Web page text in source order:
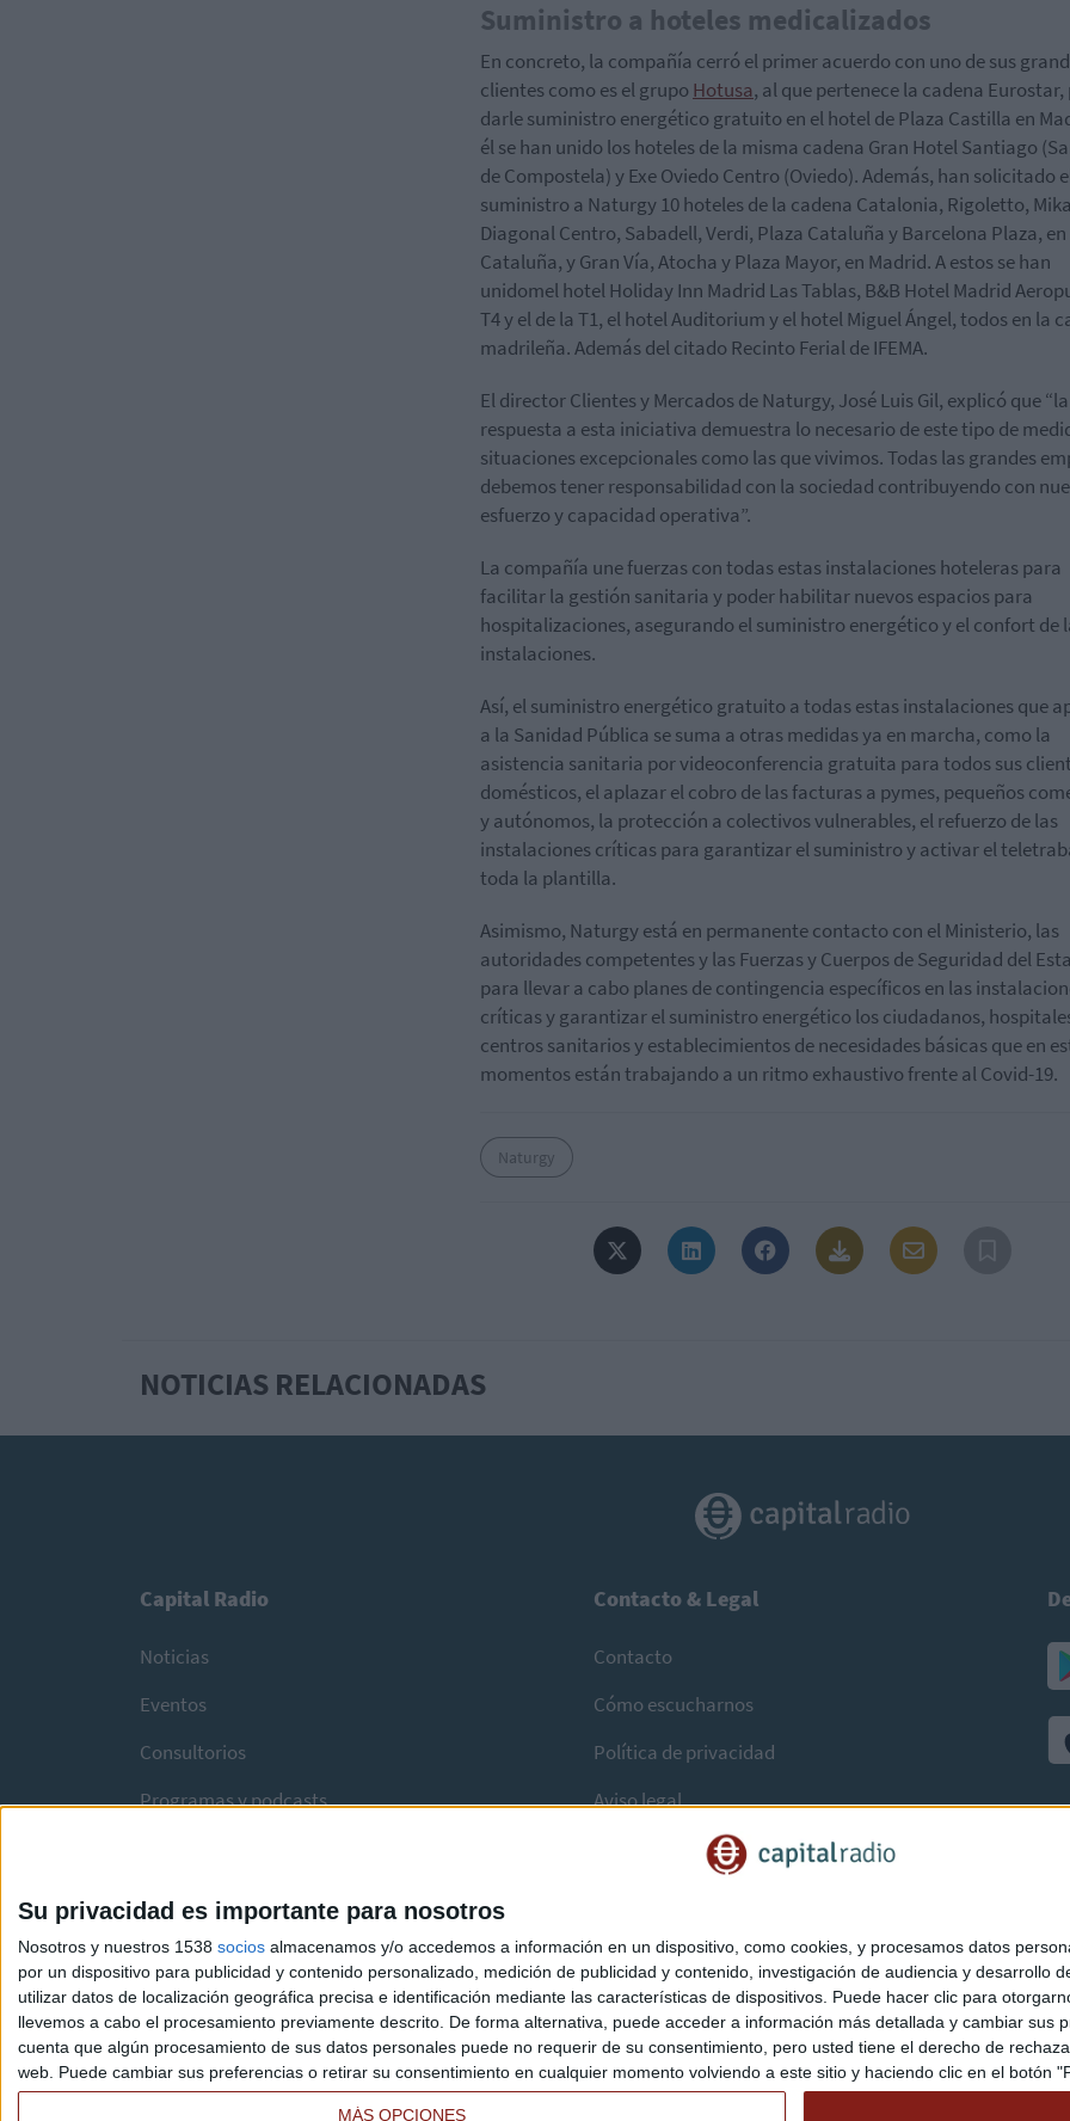
Su privacidad es importante para nosotros
Nosotros y nuestros 1538 socios almacenamos y/o accedemos a información en un dispositivo, como cookies, y procesamos datos
por un dispositivo para publicidad y contenido personalizado, medición de publicidad y contenido, investigación de audiencia y desarrollo
utilizar datos de localización geográfica precisa e identificación mediante las características de dispositivos. Puede hacer clic para
llevemos a cabo el procesamiento previamente descrito. De forma alternativa, puede acceder a información más detallada y cambiar sus
cuenta que algún procesamiento de sus datos personales puede no requerir de su consentimiento, pero usted tiene el derecho de
web. Puede cambiar sus preferencias o retirar su consentimiento en cualquier momento volviendo a este sitio y haciendo clic en el botón
MÁS OPCIONES
Suministro a hoteles medicalizados
En concreto, la compañía cerró el primer acuerdo con uno de sus
clientes como es el grupo Hotusa, al que pertenece la cadena Eurostar,
darle suministro energético gratuito en el hotel de Plaza Castilla en
él se han unido los hoteles de la misma cadena Gran Hotel Santiago
de Compostela) y Exe Oviedo Centro (Oviedo). Además, han solicitado
suministro a Naturgy 10 hoteles de la cadena Catalonia, Rigoletto,
Diagonal Centro, Sabadell, Verdi, Plaza Cataluña y Barcelona Plaza, en
Cataluña, y Gran Vía, Atocha y Plaza Mayor, en Madrid. A estos se han
unidomel hotel Holiday Inn Madrid Las Tablas, B&B Hotel Madrid
T4 y el de la T1, el hotel Auditorium y el hotel Miguel Ángel, todos en la
madrileña. Además del citado Recinto Ferial de IFEMA.
El director Clientes y Mercados de Naturgy, José Luis Gil, explicó que “la
respuesta a esta iniciativa demuestra lo necesario de este tipo de
situaciones excepcionales como las que vivimos. Todas las grandes
debemos tener responsabilidad con la sociedad contribuyendo con
esfuerzo y capacidad operativa”.
La compañía une fuerzas con todas estas instalaciones hoteleras para
facilitar la gestión sanitaria y poder habilitar nuevos espacios para
hospitalizaciones, asegurando el suministro energético y el confort de
instalaciones.
Así, el suministro energético gratuito a todas estas instalaciones que
a la Sanidad Pública se suma a otras medidas ya en marcha, como la
asistencia sanitaria por videoconferencia gratuita para todos sus
domésticos, el aplazar el cobro de las facturas a pymes, pequeños
y autónomos, la protección a colectivos vulnerables, el refuerzo de las
instalaciones críticas para garantizar el suministro y activar el
toda la plantilla.
Asimismo, Naturgy está en permanente contacto con el Ministerio, las
autoridades competentes y las Fuerzas y Cuerpos de Seguridad del
para llevar a cabo planes de contingencia específicos en las
críticas y garantizar el suministro energético los ciudadanos,
centros sanitarios y establecimientos de necesidades básicas que en
momentos están trabajando a un ritmo exhaustivo frente al Covid-19.
Naturgy
NOTICIAS RELACIONADAS
Capital Radio
Noticias
Eventos
Consultorios
Programas y podcasts
Contacto & Legal
Contacto
Cómo escucharnos
Política de privacidad
Aviso legal